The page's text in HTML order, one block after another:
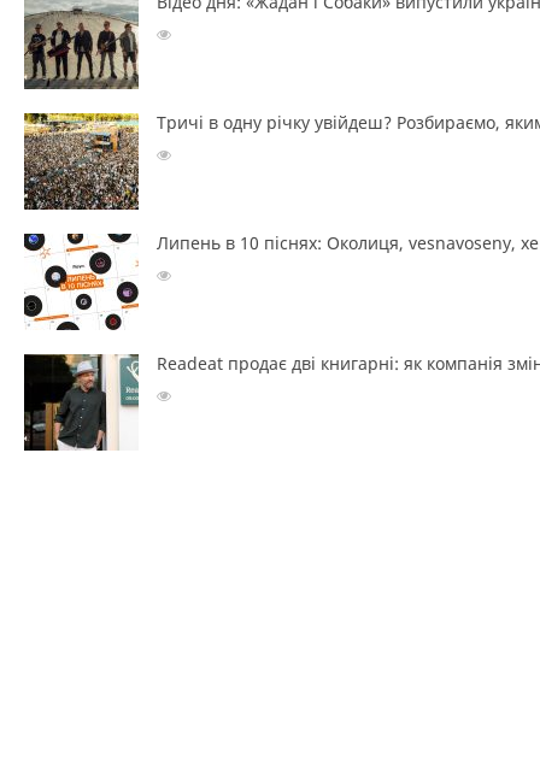
Тричі в одну річку увійдеш? Розбираємо,
Липень в 10 піснях: Околиця, vesnavoseny,
Readeat продає дві книгарні: як компанія